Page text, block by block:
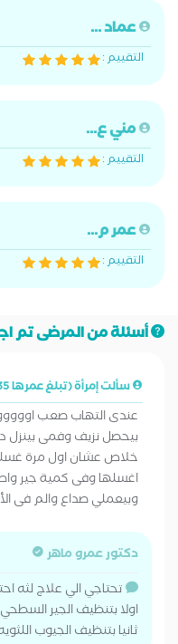
عماد ...
التقييم :
مني ع...
التقييم :
عمر م...
التقييم :
أسئلة من المرضى تم
سألت إمرأة (تبلغ عمرها 35 سنة)
عندى التهاب صعب
بيحصل نزيف وفمى
خلاص عشان اول مرة
اغسلها وفى كمية جير
وبيعملي صداع والم فى
دكتور عمرو ماهر
تحتاجي الي علاج لثه
اولا بتنظيف الجير السطحي
ثانيا بتنظيف الجيوب